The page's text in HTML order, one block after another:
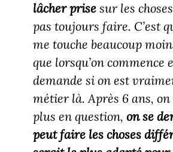
lâcher prise sur les
pas toujours faire. C’est
me touche beaucoup
que lorsqu’on commence
demande si on est
métier là. Après 6 ans,
plus en question, on se
peut faire les choses